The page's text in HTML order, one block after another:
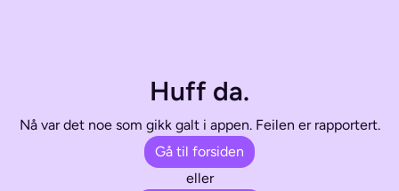
Huff da.
Nå var det noe som gikk galt i appen. Feilen er rapportert.
Gå til forsiden
eller